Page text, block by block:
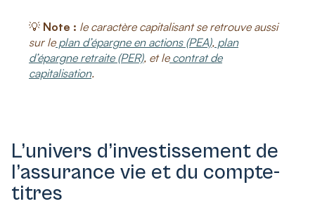
💡 Note : le caractère capitalisant se retrouve aussi
sur leplan d’épargne en actions (PEA), plan
d’épargne retraite (PER), et lecontrat de
capitalisation.
L’univers d’investissement de
l’assurance vie et du compte-
titres